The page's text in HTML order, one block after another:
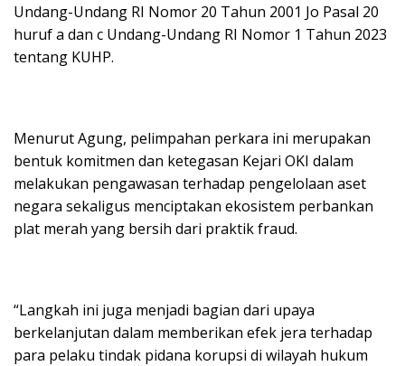
Undang-Undang RI Nomor 20 Tahun 2001 Jo Pasal 20
huruf a dan c Undang-Undang RI Nomor 1 Tahun 2023
tentang KUHP.
Menurut Agung, pelimpahan perkara ini merupakan
bentuk komitmen dan ketegasan Kejari OKI dalam
melakukan pengawasan terhadap pengelolaan aset
negara sekaligus menciptakan ekosistem perbankan
plat merah yang bersih dari praktik fraud.
“Langkah ini juga menjadi bagian dari upaya
berkelanjutan dalam memberikan efek jera terhadap
para pelaku tindak pidana korupsi di wilayah hukum